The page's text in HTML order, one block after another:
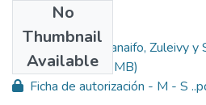
No
Thumbnail
Available
Minaya Panaifo, Zuleivy y
Harlderson.pdf (5 MB)
Ficha de autorización - M - S